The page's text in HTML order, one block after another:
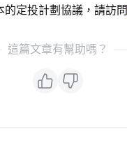
定投計劃協議，請訪問
這篇文章有幫助嗎？